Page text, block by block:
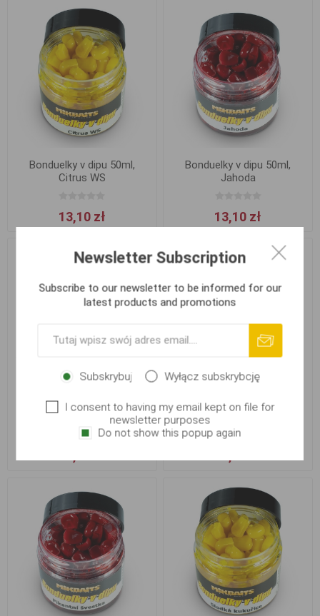
Bonduelky v dipu 50ml,
Citrus WS
13,10 zł
Bonduelky v dipu 50ml,
Jahoda
13,10 zł
Bonduelky v dipu 50ml, Med
Bonduelky v dipu 50ml,
Monster Halibut
Newsletter Subscription
Subscribe to our newsletter to be informed for our
latest products and promotions
Subskrybuj Wyłącz subskrybcję
I consent to having my email kept on file for
newsletter purposes
Do not show this popup again